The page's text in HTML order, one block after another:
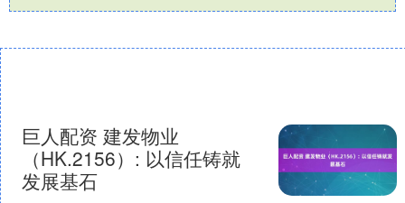
巨人配资 建发物业
（HK.2156）: 以信任铸就
发展基石